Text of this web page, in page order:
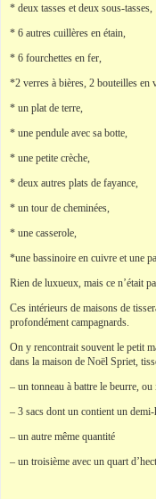
* deux tasses et deux sous-tasses,
* 6 autres cuillères en étain,
* 6 fourchettes en fer,
*2 verres à bières, 2 bouteilles en
* un plat de terre,
* une pendule avec sa botte,
* une petite crèche,
* deux autres plats de fayance,
* un tour de cheminées,
* une casserole,
*une bassinoire en cuivre et une
Rien de luxueux, mais ce n’était
Ces intérieurs de maisons de
profondément campagnards.
On y rencontrait souvent le petit
dans la maison de Noël Spriet,
– un tonneau à battre le beurre,
– 3 sacs dont un contient un
– un autre même quantité
– un troisième avec un quart